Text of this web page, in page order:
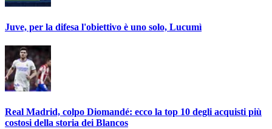
Juve, per la difesa l'obiettivo è uno solo, Lucumì
Real Madrid, colpo Diomandé: ecco la top 10 degli acquisti più
costosi della storia dei Blancos